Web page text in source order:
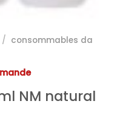
/ consommables da
NM natural